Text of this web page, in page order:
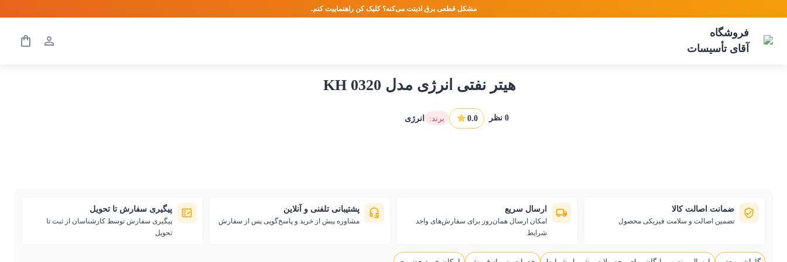
مشکل قطعی برق اذیتت می‌کنه؟ کلیک کن راهنماییت کنم.
فروشگاه
آقای تأسیسات
هیتر نفتی انرژی مدل KH 0320
انرژی :برند 0.0 0نظر
ضمانت اصالت کالا
تضمین اصالت و سلامت فیزیکی محصول
ارسال سریع
امکان ارسال همان‌روز برای سفارش‌های واجد
شرایط
پشتیبانی تلفنی و آنلاین
مشاوره پیش از خرید و پاسخ‌گویی پس از سفارش
پیگیری سفارش تا تحویل
پیگیری سفارش توسط کارشناسان از ثبت تا
تحویل